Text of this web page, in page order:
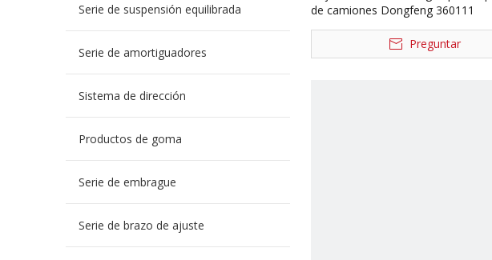
Serie de suspensión equilibrada
Serie de amortiguadores
Sistema de dirección
Productos de goma
Serie de embrague
Serie de brazo de ajuste
de camiones Dongfeng 360111
Preguntar